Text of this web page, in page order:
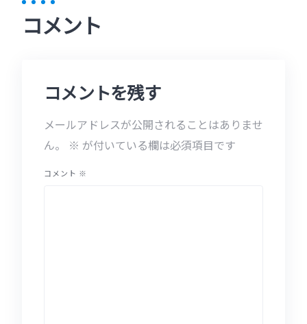
コメント
コメントを残す
メールアドレスが公開されることはありませ
ん。
※ が付いている欄は必須項目です
コメント ※